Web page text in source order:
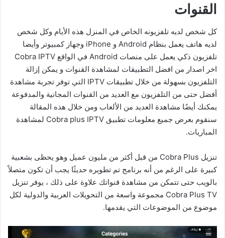
القنوات
كل شخص لديه تلفزيونه الخاص في المنزل هذه الأيام وكل شخص
لديه هاتف يعمل بنظام Android و iPhone وجهاز كمبيوتر وأيضا
تلفزيون ذكي يعمل على منصات Android في الواقع Cobra IPTV
اخر اصدار من افضل التطبيقات لمشاهدة القنوات و يمكن إزالة
التلفزيون بسهولة من خلال تطبيقات IPTV التي توفر تجربة مشاهدة
أفضل حتى من التلفزيون مع العديد من القنوات المجانية والمدفوعة
يمكنك أيضًا مشاهدة العديد من الألعاب ومن خلال هذه المقالة
سنقوم بعرض جميع معلومات تطبيق Cobra plus IPTV لمشاهدة
المباريات.
تنزيل Cobra Plus من قبل أكثر من مليون عميل وهو يحظى بشعبية
كبيرة على الرغم من أنه برنامج تم تطويره حديثًا يجب أن تكون متصلاً
بالويب حتى تتمكن من مشاهدة قنواتك علاوة على ذلك ، يوفر تنزيل
Cobra Plus TV مجموعة واسعة من التحويلات العربية والدولية لكل
موضوع من الموضوعات التي يقدمها.